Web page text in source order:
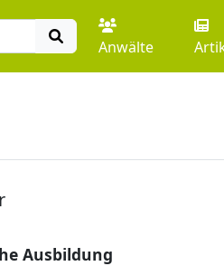
Anwälte
Ausbildung